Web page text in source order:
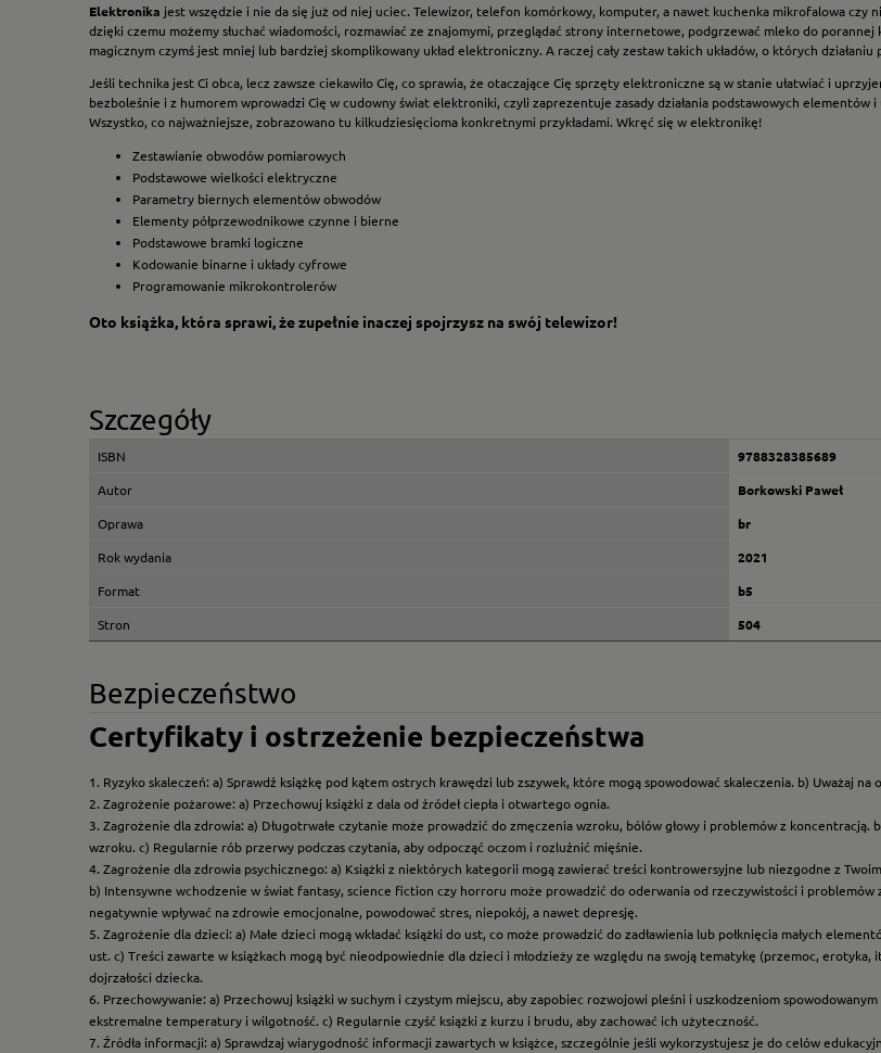
Elektronika jest wszędzie i nie da się już od niej uciec. Telewizor, telefon komórkowy, komputer, a nawet kuchenka mikrofalowa czy
dzięki czemu możemy słuchać wiadomości, rozmawiać ze znajomymi, przeglądać strony internetowe, podgrzewać mleko do
magicznym czymś jest mniej lub bardziej skomplikowany układ elektroniczny. A raczej cały zestaw takich układów, o których
Jeśli technika jest Ci obca, lecz zawsze ciekawiło Cię, co sprawia, że otaczające Cię sprzęty elektroniczne są w stanie ułatwiać i
bezboleśnie i z humorem wprowadzi Cię w cudowny świat elektroniki, czyli zaprezentuje zasady działania podstawowych
Wszystko, co najważniejsze, zobrazowano tu kilkudziesięcioma konkretnymi przykładami. Wkręć się w elektronikę!
Zestawianie obwodów pomiarowych
Podstawowe wielkości elektryczne
Parametry biernych elementów obwodów
Elementy półprzewodnikowe czynne i bierne
Podstawowe bramki logiczne
Kodowanie binarne i układy cyfrowe
Programowanie mikrokontrolerów
Oto książka, która sprawi, że zupełnie inaczej spojrzysz na swój telewizor!
Szczegóły
ISBN
9788328385689
Autor
Borkowski Paweł
Oprawa
br
Rok wydania
2021
Format
b5
Stron
504
Bezpieczeństwo
Certyfikaty i ostrzeżenie bezpieczeństwa
1. Ryzyko skaleczeń: a) Sprawdź książkę pod kątem ostrych krawędzi lub zszywek, które mogą spowodować skaleczenia. b) Uważaj
2. Zagrożenie pożarowe: a) Przechowuj książki z dala od źródeł ciepła i otwartego ognia.
3. Zagrożenie dla zdrowia: a) Długotrwałe czytanie może prowadzić do zmęczenia wzroku, bólów głowy i problemów z
wzroku. c) Regularnie rób przerwy podczas czytania, aby odpocząć oczom i rozluźnić mięśnie.
4. Zagrożenie dla zdrowia psychicznego: a) Książki z niektórych kategorii mogą zawierać treści kontrowersyjne lub niezgodne z
b) Intensywne wchodzenie w świat fantasy, science fiction czy horroru może prowadzić do oderwania od rzeczywistości i
negatywnie wpływać na zdrowie emocjonalne, powodować stres, niepokój, a nawet depresję.
5. Zagrożenie dla dzieci: a) Małe dzieci mogą wkładać książki do ust, co może prowadzić do zadławienia lub połknięcia małych
ust. c) Treści zawarte w książkach mogą być nieodpowiednie dla dzieci i młodzieży ze względu na swoją tematykę (przemoc,
dojrzałości dziecka.
6. Przechowywanie: a) Przechowuj książki w suchym i czystym miejscu, aby zapobiec rozwojowi pleśni i uszkodzeniom
ekstremalne temperatury i wilgotność. c) Regularnie czyść książki z kurzu i brudu, aby zachować ich użyteczność.
7. Źródła informacji: a) Sprawdzaj wiarygodność informacji zawartych w książce, szczególnie jeśli wykorzystujesz je do celów